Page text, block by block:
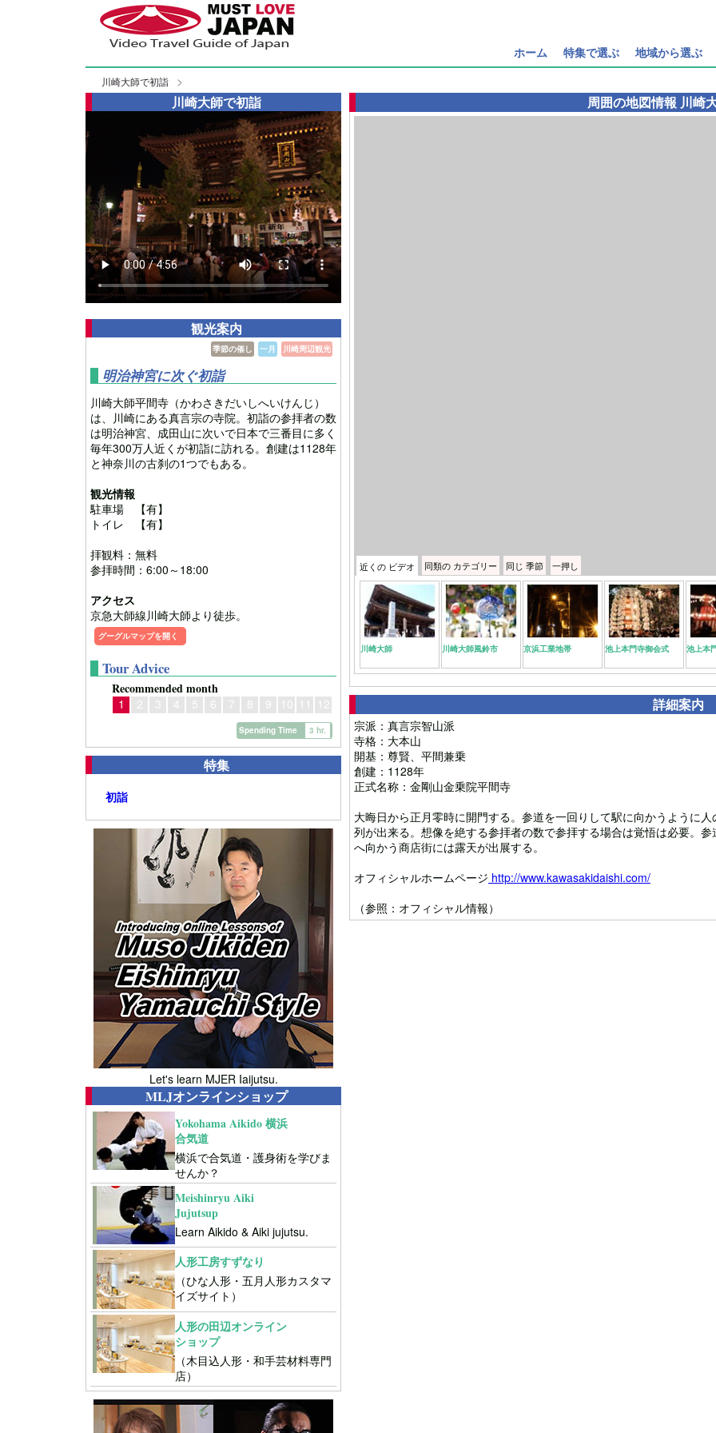
ホーム 特集で選ぶ 地域から選ぶ
川崎大師で初詣
川崎大師で初詣
観光案内
川崎周辺観光
一月
季節の催し
明治神宮に次ぐ初詣
川崎大師平間寺（かわさきだいしへいけんじ）
は、川崎にある真言宗の寺院。初詣の参拝者の数
は明治神宮、成田山に次いで日本で三番目に多く
毎年300万人近くが初詣に訪れる。創建は1128年
と神奈川の古刹の1つでもある。
観光情報
駐車場 【有】
トイレ 【有】
拝観料：無料
参拝時間：6:00～18:00
アクセス
京急大師線川崎大師より徒歩。
グーグルマップを開く
Tour Advice
Recommended month
1 2 3 4 5 6 7 8 9 10 11 12
Spending Time 3 hr.
特集
初詣
Let's learn MJER Iaijutsu.
MLJオンラインショップ
Yokohama Aikido 横浜
合気道
横浜で合気道・護身術を学びま
せんか？
Meishinryu Aiki
Jujutsup
Learn Aikido & Aiki jujutsu.
人形工房すずなり
（ひな人形・五月人形カスタマ
イズサイト）
人形の田辺オンライン
ショップ
（木目込人形・和手芸材料専門
店）
周囲の地図情報 川崎
近くの ビデオ 同類のカテゴリー 同じ 季節 一押し
川崎大師 川崎大師風鈴市 京浜工業地帯 池上本門寺御会式 池上本
詳細案内
宗派：真言宗智山派
寺格：大本山
開基：尊賢、平間兼乗
創建：1128年
正式名称：金剛山金乗院平間寺
大晦日から正月零時に開門する。参道を一回りして駅に向かうように人
列が出来る。想像を絶する参拝者の数で参拝する場合は覚悟は必要。参
へ向かう商店街には露天が出展する。
オフィシャルホームページ http://www.kawasakidaishi.com/
（参照：オフィシャル情報）